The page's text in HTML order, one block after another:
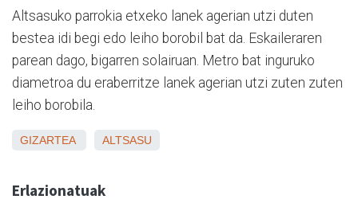
Altsasuko parrokia etxeko lanek agerian utzi duten
bestea idi begi edo leiho borobil bat da. Eskaileraren
parean dago, bigarren solairuan. Metro bat inguruko
diametroa du eraberritze lanek agerian utzi zuten zuten
leiho borobila.
GIZARTEA ALTSASU
Erlazionatuak